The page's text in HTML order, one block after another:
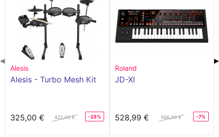
Alesis
Alesis - Turbo Mesh Kit
325,00 € 422,00 € -23%
Roland
JD-XI
528,99 € 566,00 € -7%
◀ ▶